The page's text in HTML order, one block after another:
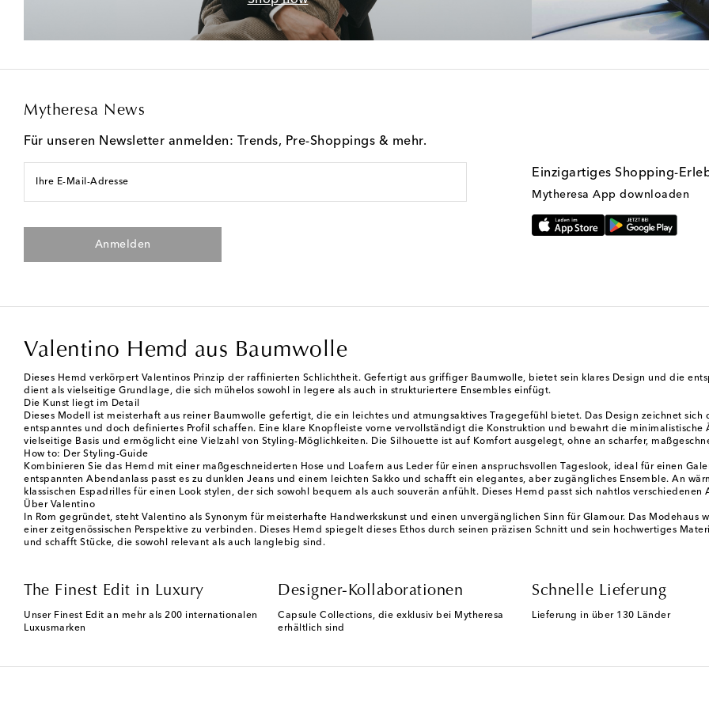
Mytheresa News
Für unseren Newsletter anmelden: Trends, Pre-Shoppings & mehr.
Ihre E-Mail-Adresse
Anmelden
Einzigartiges Shopping-
Mytheresa App downloaden
Valentino Hemd aus Baumwolle
Dieses Hemd verkörpert Valentinos Prinzip der raffinierten Schlichtheit. Gefertigt aus griffiger Baumwolle, bietet sein klares Design und die
dient als vielseitige Grundlage, die sich mühelos sowohl in legere als auch in strukturiertere Ensembles einfügt.
Die Kunst liegt im Detail
Dieses Modell ist meisterhaft aus reiner Baumwolle gefertigt, die ein leichtes und atmungsaktives Tragegefühl bietet. Das Design zeichnet
entspanntes und doch definiertes Profil schaffen. Eine klare Knopfleiste vorne vervollständigt die Konstruktion und bewahrt die
vielseitige Basis und ermöglicht eine Vielzahl von Styling-Möglichkeiten. Die Silhouette ist auf Komfort ausgelegt, ohne an scharfer,
How to: Der Styling-Guide
Kombinieren Sie das Hemd mit einer maßgeschneiderten Hose und Loafern aus Leder für einen anspruchsvollen Tageslook, ideal für einen
entspannten Abendanlass passt es zu dunklen Jeans und einem leichten Sakko und schafft ein elegantes, aber zugängliches Ensemble. An
klassischen Espadrilles für einen Look stylen, der sich sowohl bequem als auch souverän anfühlt. Dieses Hemd passt sich nahtlos verschiedenen
Über Valentino
In Rom gegründet, steht Valentino als Synonym für meisterhafte Handwerkskunst und einen unvergänglichen Sinn für Glamour. Das
einer zeitgenössischen Perspektive zu verbinden. Dieses Hemd spiegelt dieses Ethos durch seinen präzisen Schnitt und sein hochwertiges
und schafft Stücke, die sowohl relevant als auch langlebig sind.
The Finest Edit in Luxury
Unser Finest Edit an mehr als 200 internationalen
Luxusmarken
Designer-Kollaborationen
Capsule Collections, die exklusiv bei Mytheresa
erhältlich sind
Schnelle Lieferung
Lieferung in über 130 Länder